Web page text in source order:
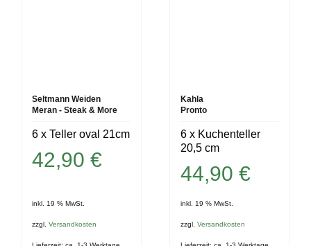
Seltmann Weiden
Meran - Steak & More
6 x Teller oval 21cm
42,90 €
inkl. 19 % MwSt.
zzgl. Versandkosten
Kahla
Pronto
6 x Kuchenteller
20,5 cm
44,90€
inkl. 19 % MwSt.
zzgl.Versandkosten